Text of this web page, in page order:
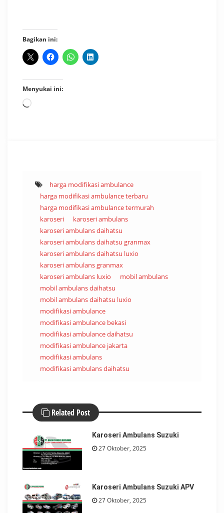
Bagikan ini:
Menyukai ini:
Memuat...
harga modifikasi ambulance
harga modifikasi ambulance terbaru
harga modifikasi ambulance termurah
karoseri
karoseri ambulans
karoseri ambulans daihatsu
karoseri ambulans daihatsu granmax
karoseri ambulans daihatsu luxio
karoseri ambulans granmax
karoseri ambulans luxio
mobil ambulans
mobil ambulans daihatsu
mobil ambulans daihatsu luxio
modifikasi ambulance
modifikasi ambulance bekasi
modifikasi ambulance daihatsu
modifikasi ambulance jakarta
modifikasi ambulans
modifikasi ambulans daihatsu
Related Post
Karoseri Ambulans Suzuki
27 Oktober, 2025
Karoseri Ambulans Suzuki APV
27 Oktober, 2025